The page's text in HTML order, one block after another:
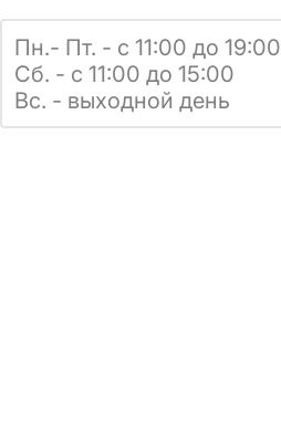
Пн.- Пт. - с 11:00 до 19:00
Сб. - с 11:00 до 15:00
Вс. - выходной день